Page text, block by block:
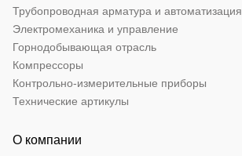
Трубопроводная арматура и автоматизация
Электромеханика и управление
Горнодобывающая отрасль
Компрессоры
Контрольно-измерительные приборы
Технические артикулы
О компании